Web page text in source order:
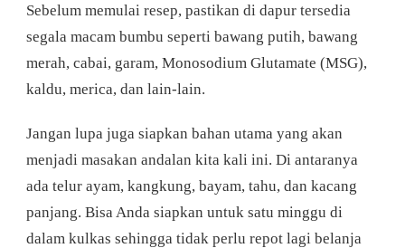
Sebelum memulai resep, pastikan di dapur tersedia
segala macam bumbu seperti bawang putih, bawang
merah, cabai, garam, Monosodium Glutamate (MSG),
kaldu, merica, dan lain-lain.
Jangan lupa juga siapkan bahan utama yang akan
menjadi masakan andalan kita kali ini. Di antaranya
ada telur ayam, kangkung, bayam, tahu, dan kacang
panjang. Bisa Anda siapkan untuk satu minggu di
dalam kulkas sehingga tidak perlu repot lagi belanja